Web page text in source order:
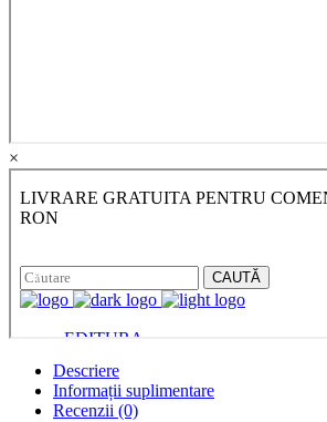
×
Descriere
Informații suplimentare
Recenzii (0)